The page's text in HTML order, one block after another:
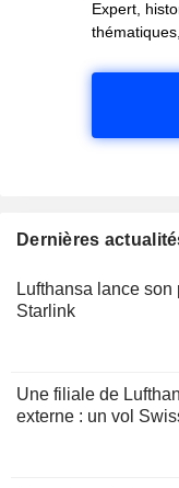
Expert,
Dernières
Lufthansa lance
Starlink
Une filiale de
externe : un vol